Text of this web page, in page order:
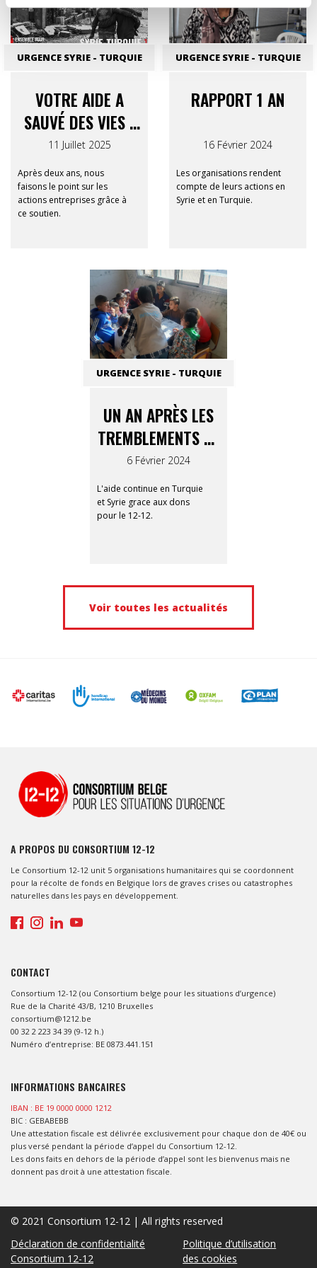
VOTRE AIDE A
SAUVÉ DES VIES :
RAPPORT FINAL
SYRIE-TURQUIE 12-
12
11 Juillet 2025
Après deux ans, nous
faisons le point sur les
actions entreprises grâce à
ce soutien.
URGENCE SYRIE - TURQUIE
RAPPORT 1 AN
16 Février 2024
Les organisations rendent
compte de leurs actions en
Syrie et en Turquie.
URGENCE SYRIE - TURQUIE
UN AN APRÈS LES
TREMBLEMENTS DE
TERRE
6 Février 2024
L'aide continue en Turquie
et Syrie grace aux dons
pour le 12-12.
URGENCE SYRIE - TURQUIE
Voir toutes les actualités
A PROPOS DU CONSORTIUM 12-12
Le Consortium 12-12 unit 5 organisations humanitaires qui se coordonnent
pour la récolte de fonds en Belgique lors de graves crises ou catastrophes
naturelles dans les pays en développement.
CONTACT
Consortium 12-12 (ou Consortium belge pour les situations d’urgence)
Rue de la Charité 43/B, 1210 Bruxelles
consortium@1212.be
00 32 2 223 34 39 (9-12 h.)
Numéro d’entreprise: BE 0873.441.151
INFORMATIONS BANCAIRES
IBAN : BE 19 0000 0000 1212
BIC : GEBABEBB
Une attestation fiscale est délivrée exclusivement pour chaque don de 40€ ou
plus versé pendant la période d’appel du Consortium 12-12.
Les dons faits en dehors de la période d’appel sont les bienvenus mais ne
donnent pas droit à une attestation fiscale.
© 2021 Consortium 12-12 | All rights reserved
Déclaration de confidentialité
Consortium 12-12
Politique d’utilisation
des cookies